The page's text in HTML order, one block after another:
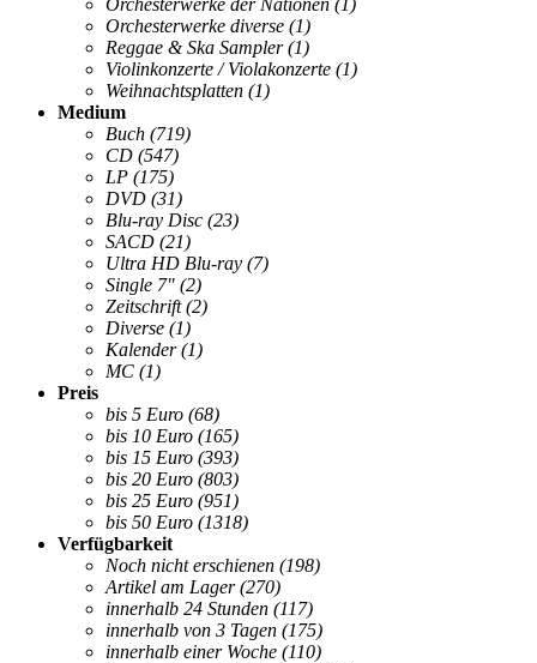
Orchesterwerke diverse (1)
Reggae & Ska Sampler (1)
Violinkonzerte / Violakonzerte (1)
Weihnachtsplatten (1)
Medium
Buch (719)
CD (547)
LP (175)
DVD (31)
Blu-ray Disc (23)
SACD (21)
Ultra HD Blu-ray (7)
Single 7" (2)
Zeitschrift (2)
Diverse (1)
Kalender (1)
MC (1)
Preis
bis 5 Euro (68)
bis 10 Euro (165)
bis 15 Euro (393)
bis 20 Euro (803)
bis 25 Euro (951)
bis 50 Euro (1318)
Verfügbarkeit
Noch nicht erschienen (198)
Artikel am Lager (270)
innerhalb 24 Stunden (117)
innerhalb von 3 Tagen (175)
innerhalb einer Woche (110)